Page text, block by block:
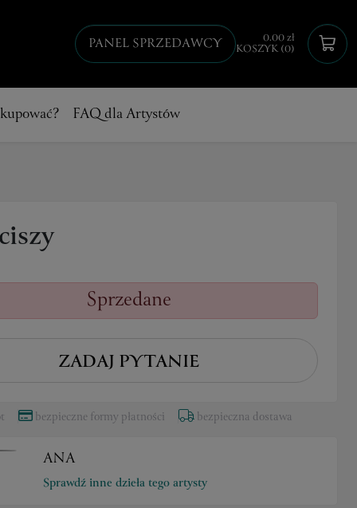
PANEL SPRZEDAWCY 0.00 zł
KOSZYK (0)
FAQ dla Artystów
Sprzedane
ZADAJ PYTANIE
bezpieczne formy płatności bezpieczna dostawa
ANA
Sprawdź inne dzieła tego artysty